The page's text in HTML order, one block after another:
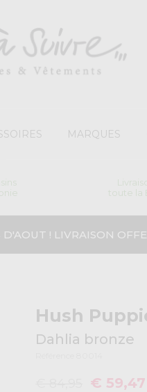
MARQUES
toute la
! LIVRAISON
Hush
Dahlia bronze
€ 59,47